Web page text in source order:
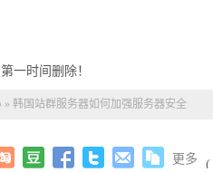
一时间删除！
» 韩国站群服务器如何加强服务器安全
更多 (